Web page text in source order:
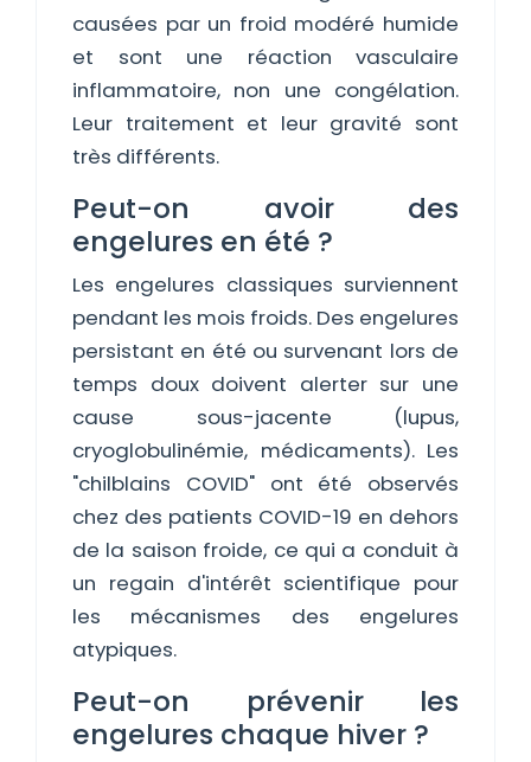
causées par un froid modéré humide
et sont une réaction vasculaire
inflammatoire, non une congélation.
Leur traitement et leur gravité sont
très différents.
Peut-on avoir des
engelures en été ?
Les engelures classiques surviennent
pendant les mois froids. Des engelures
persistant en été ou survenant lors de
temps doux doivent alerter sur une
cause sous-jacente (lupus,
cryoglobulinémie, médicaments). Les
"chilblains COVID" ont été observés
chez des patients COVID-19 en dehors
de la saison froide, ce qui a conduit à
un regain d'intérêt scientifique pour
les mécanismes des engelures
atypiques.
Peut-on prévenir les
engelures chaque hiver ?